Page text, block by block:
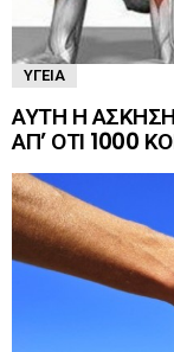
ΥΓΕΊΑ
ΑΥΤΗ Η ΑΣΚΗΣΗ
ΑΠ’ ΟΤΙ 1000